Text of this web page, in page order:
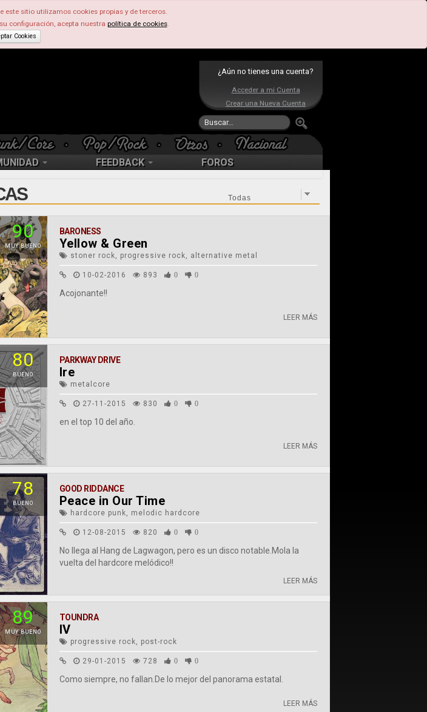
sitio utilizamos cookies propias y de terceros.
configuración, acepta nuestra política de cookies.
Cookies
¿Aún no tienes una cuenta?
Acceder a mi Cuenta
Crear una Nueva Cuenta
FEEDBACK FOROS
90
MUY BUENO
BARONESS
Yellow & Green
stoner rock, progressive rock, alternative metal
10-02-2016 893 0 0
Acojonante!!
LEER MÁS
80
BUENO
PARKWAY DRIVE
Ire
metalcore
27-11-2015 830 0 0
en el top 10 del año.
LEER MÁS
78
BUENO
GOOD RIDDANCE
Peace in Our Time
hardcore punk, melodic hardcore
12-08-2015 820 0 0
No llega al Hang de Lagwagon, pero es un disco notable.Mola la
vuelta del hardcore melódico!!
LEER MÁS
89
MUY BUENO
TOUNDRA
IV
progressive rock, post-rock
29-01-2015 728 0 0
Como siempre, no fallan.De lo mejor del panorama estatal.
LEER MÁS